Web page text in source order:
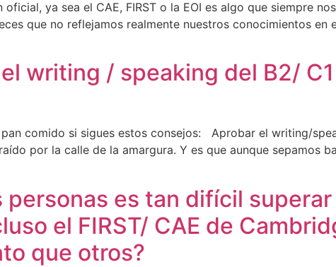
ya sea el CAE, FIRST o la EOI es algo que siempre
que no reflejamos realmente nuestros conocimientos en
writing / speaking del B2/
comido si sigues estos consejos: Aprobar el writing/
por la calle de la amargura. Y es que aunque sepamos
personas es tan difícil
el FIRST/ CAE de
que otros?